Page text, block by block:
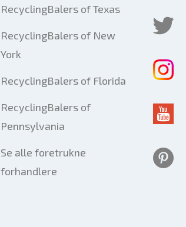
RecyclingBalers of Texas
RecyclingBalers of New
York
RecyclingBalers of Florida
RecyclingBalers of
Pennsylvania
Se alle foretrukne
forhandlere